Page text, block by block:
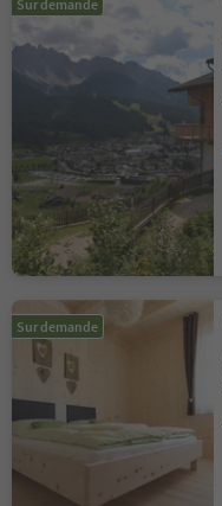
Sur demande
Sur demande